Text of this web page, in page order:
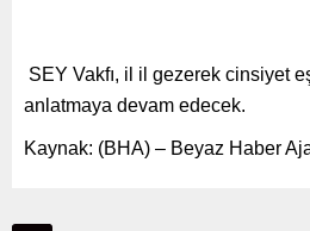
SEY Vakfı, il il gezerek cinsiyet
anlatmaya devam edecek.
Kaynak: (BHA) – Beyaz Haber